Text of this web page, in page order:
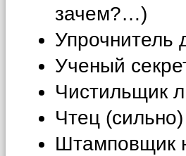
зачем?…)
Упрочнитель
Ученый
Чистильщик
Чтец (сильно)
Штамповщик